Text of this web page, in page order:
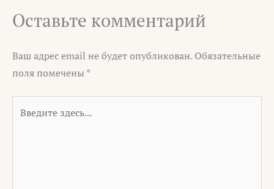
Оставьте комментарий
Ваш адрес email не будет опубликован. Обязательные
поля помечены *
здесь...